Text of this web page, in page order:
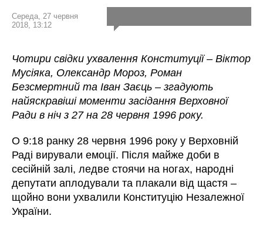
Середа, 27 червня
2018, 13:12
Чотири свідки ухвалення Конституції – Віктор
Мусіяка, Олександр Мороз, Роман
Безсмертний та Іван Заєць – згадують
найяскравіші моменти засідання Верховної
Ради в ніч з 27 на 28 червня 1996 року.
О 9:18 ранку 28 червня 1996 року у Верховній
Раді вирували емоції. Після майже доби в
сесійній залі, ледве стоячи на ногах, народні
депутати аплодували та плакали від щастя –
щойно вони ухвалили Конституцію Незалежної
України.